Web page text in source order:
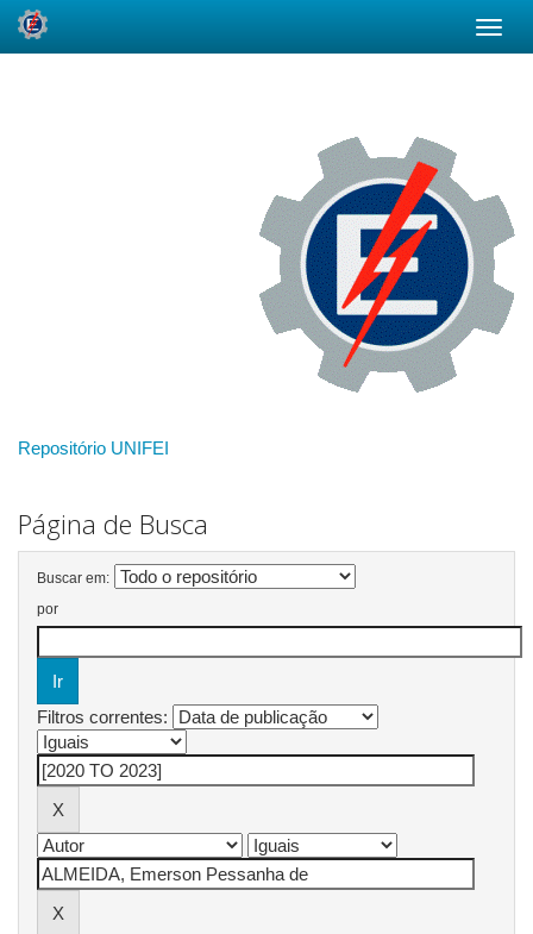
Repositório UNIFEI
Página de Busca
Buscar em:
por
Filtros correntes: